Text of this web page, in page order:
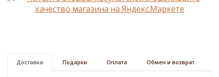
Доставка Подарки Оплата Обмен и возврат